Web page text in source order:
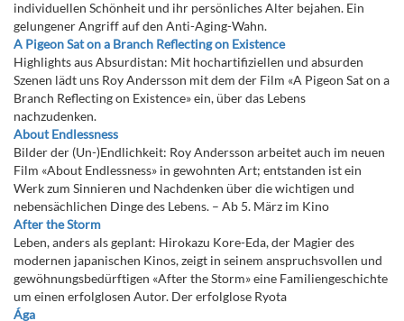
individuellen Schönheit und ihr persönliches Alter bejahen. Ein
gelungener Angriff auf den Anti-Aging-Wahn.
A Pigeon Sat on a Branch Reflecting on Existence
Highlights aus Absurdistan: Mit hochartifiziellen und absurden
Szenen lädt uns Roy Andersson mit dem der Film «A Pigeon Sat on a
Branch Reflecting on Existence» ein, über das Lebens
nachzudenken.
About Endlessness
Bilder der (Un-)Endlichkeit: Roy Andersson arbeitet auch im neuen
Film «About Endlessness» in gewohnten Art; entstanden ist ein
Werk zum Sinnieren und Nachdenken über die wichtigen und
nebensächlichen Dinge des Lebens. – Ab 5. März im Kino
After the Storm
Leben, anders als geplant: Hirokazu Kore-Eda, der Magier des
modernen japanischen Kinos, zeigt in seinem anspruchsvollen und
gewöhnungsbedürftigen «After the Storm» eine Familiengeschichte
um einen erfolglosen Autor. Der erfolglose Ryota
Ága